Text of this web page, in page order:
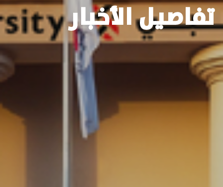
تفاصيل الأخبار